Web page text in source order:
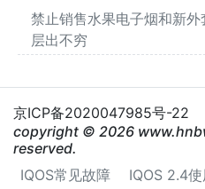
禁止销售水果电子烟和新
层出不穷
京ICP备2020047985号-22
copyright © 2026
reserved.
IQOS常见故障
IQOS 2.4